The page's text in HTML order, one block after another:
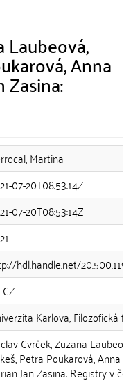
Laubeová,
Anna
Zasina:
Martina
07-20T08:53:14Z
07-20T08:53:14Z
hdl.handle.net/
Karlova, Filozofická
Cvrček, Zuzana
Petra Poukarová, Anna
Jan Zasina: Registry v